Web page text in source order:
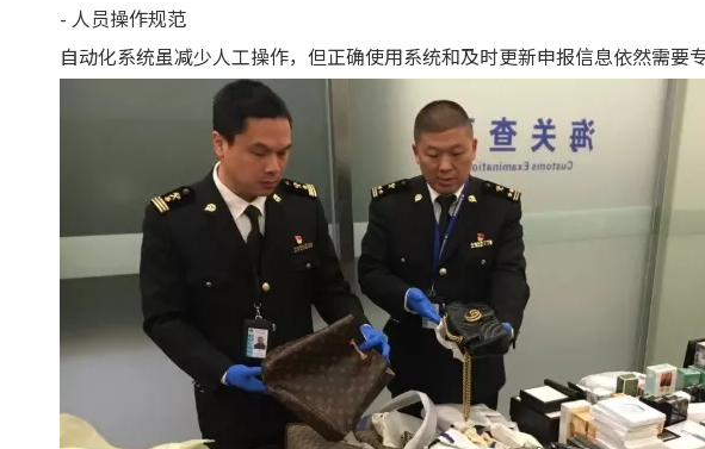
- 人员操作规范
自动化系统虽减少人工操作，但正确使用系统和及时更新申报信息依然需要